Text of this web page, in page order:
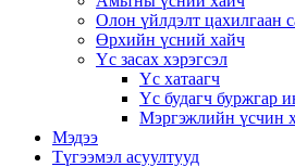
Олон үйлдэлт цахилгаан
Өрхийн үсний хайч
Үс засах хэрэгсэл
Үс хатаагч
Үс будагч буржгар
Мэргэжлийн үсчин
Мэдээ
Түгээмэл асуултууд